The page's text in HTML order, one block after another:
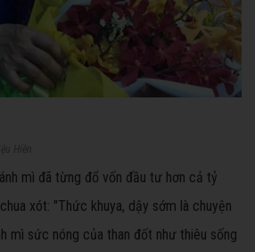
mì đã từng đổ vốn đầu tư hơn cả tỷ
xót: "Thức khuya, dậy sớm là chuyện
mì sức nóng của than đốt như thiêu sống